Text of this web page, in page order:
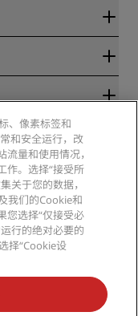
、像素标签和
和安全运行，改
量和使用情况，
作。选择“接受所
关于您的数据，
我们的Cookie和
您选择“仅接受必
行的绝对必要的
择“Cookie设